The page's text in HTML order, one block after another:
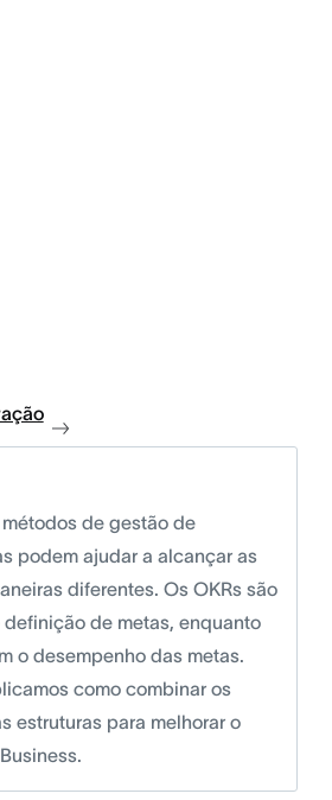
métodos de gestão de
podem ajudar a alcançar as
diferentes. Os OKRs são
definição de metas, enquanto
o desempenho das metas.
como combinar os
estruturas para melhorar o